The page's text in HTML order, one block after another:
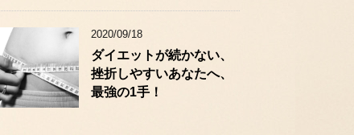
2020/09/18
ダイエットが続かない、
挫折しやすいあなたへ、
最強の1手！